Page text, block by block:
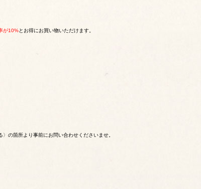
が10%とお得にお買い物いただけます。
の箇所より事前にお問い合わせくださいませ。